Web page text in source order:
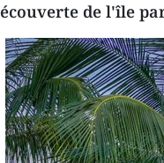
de l'île